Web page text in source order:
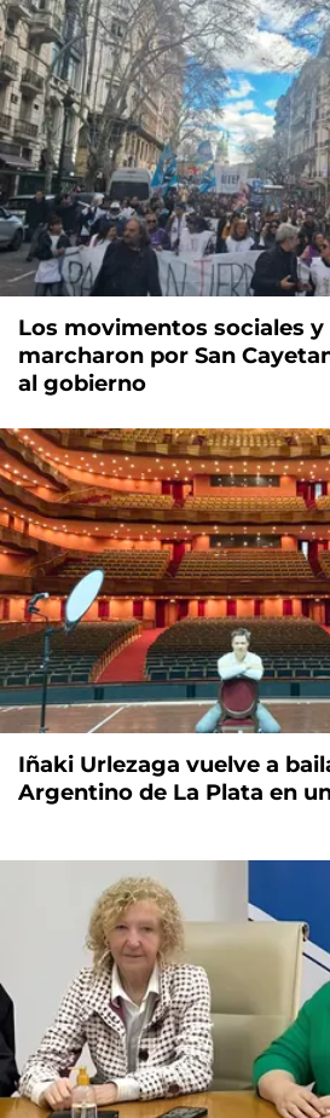
Los movimentos sociales
marcharon por San
al gobierno
Iñaki Urlezaga vuelve a
Argentino de La Plata en